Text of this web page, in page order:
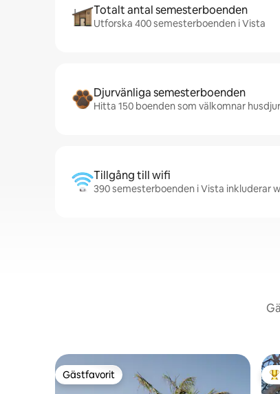
Totalt antal semesterboenden
Utforska 400 semesterboenden i Vista
Djurvänliga semesterboenden
Hitta 150 boenden som välkomnar husdjur
Tillgång till wifi
390 semesterboenden i Vista inkluderar
Gästfavorit
Gästfavorit